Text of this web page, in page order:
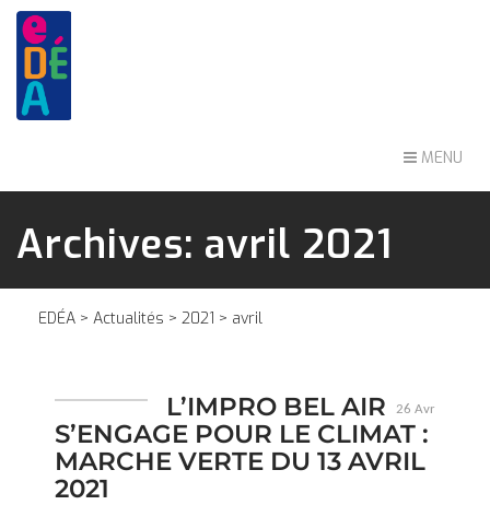
MENU
Archives: avril 2021
EDÉA > Actualités > 2021 > avril
26 Avr
L’IMPRO BEL AIR
S’ENGAGE POUR LE CLIMAT :
MARCHE VERTE DU 13 AVRIL
2021